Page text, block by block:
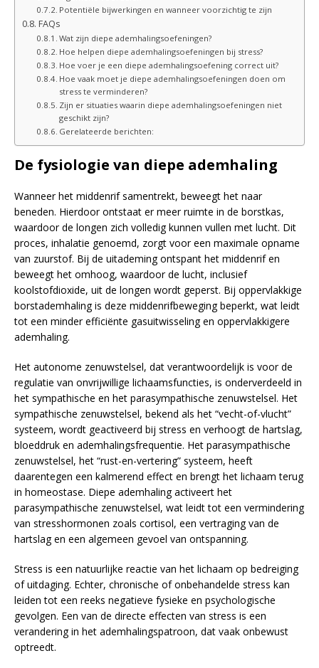
Potentiële bijwerkingen en wanneer voorzichtig te zijn
FAQs
Wat zijn diepe ademhalingsoefeningen?
Hoe helpen diepe ademhalingsoefeningen bij stress?
Hoe voer je een diepe ademhalingsoefening correct uit?
Hoe vaak moet je diepe ademhalingsoefeningen doen om
stress te verminderen?
Zijn er situaties waarin diepe ademhalingsoefeningen niet
geschikt zijn?
Gerelateerde berichten:
De fysiologie van diepe ademhaling
Wanneer het middenrif samentrekt, beweegt het naar
beneden. Hierdoor ontstaat er meer ruimte in de borstkas,
waardoor de longen zich volledig kunnen vullen met lucht. Dit
proces, inhalatie genoemd, zorgt voor een maximale opname
van zuurstof. Bij de uitademing ontspant het middenrif en
beweegt het omhoog, waardoor de lucht, inclusief
koolstofdioxide, uit de longen wordt geperst. Bij oppervlakkige
borstademhaling is deze middenrifbeweging beperkt, wat leidt
tot een minder efficiënte gasuitwisseling en oppervlakkigere
ademhaling.
Het autonome zenuwstelsel, dat verantwoordelijk is voor de
regulatie van onvrijwillige lichaamsfuncties, is onderverdeeld in
het sympathische en het parasympathische zenuwstelsel. Het
sympathische zenuwstelsel, bekend als het “vecht-of-vlucht”
systeem, wordt geactiveerd bij stress en verhoogt de hartslag,
bloeddruk en ademhalingsfrequentie. Het parasympathische
zenuwstelsel, het “rust-en-vertering” systeem, heeft
daarentegen een kalmerend effect en brengt het lichaam terug
in homeostase. Diepe ademhaling activeert het
parasympathische zenuwstelsel, wat leidt tot een vermindering
van stresshormonen zoals cortisol, een vertraging van de
hartslag en een algemeen gevoel van ontspanning.
Stress is een natuurlijke reactie van het lichaam op bedreiging
of uitdaging. Echter, chronische of onbehandelde stress kan
leiden tot een reeks negatieve fysieke en psychologische
gevolgen. Een van de directe effecten van stress is een
verandering in het ademhalingspatroon, dat vaak onbewust
optreedt.